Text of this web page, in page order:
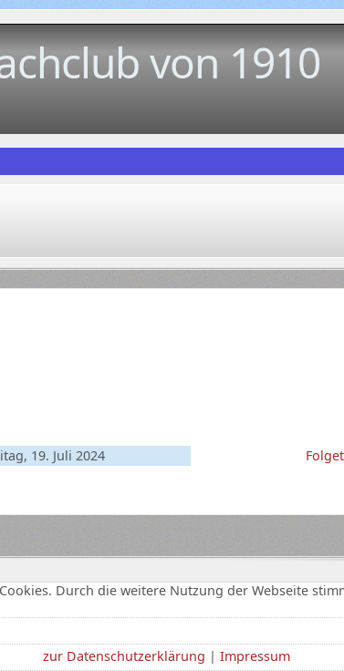
von 1910
19. Juli 2024
Durch die weitere Nutzung der Webseite
zur Datenschutzerklärung | Impressum